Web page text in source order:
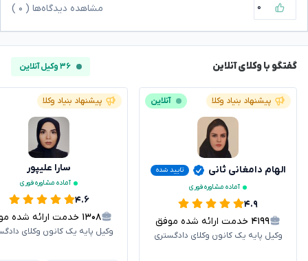
۰ مشاهده دیدگاه‌ها ( ۰
گفتگو با وکلای آنلاین ۳۶ وکیل آنلاین
پیشنهاد بنیاد وکلا آنلاین
الهام دامغانی ثانی
تایید شده
آماده مشاوره فوری
۴.۹
۴۱۹۹ خدمت ارائه شده موفق
وکیل پایه یک کانون وکلای دادگستری
پیشنهاد بنیاد وکلا
سارا علیپور
آماده مشاوره فوری
۴.۶
۱۳۰۸ خدمت ارائه شده موفق
وکیل پایه یک کانون وکلای